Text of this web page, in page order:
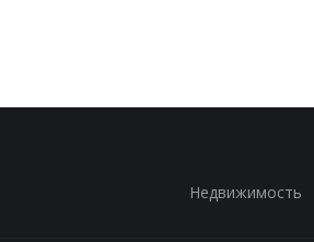
Недвижимость